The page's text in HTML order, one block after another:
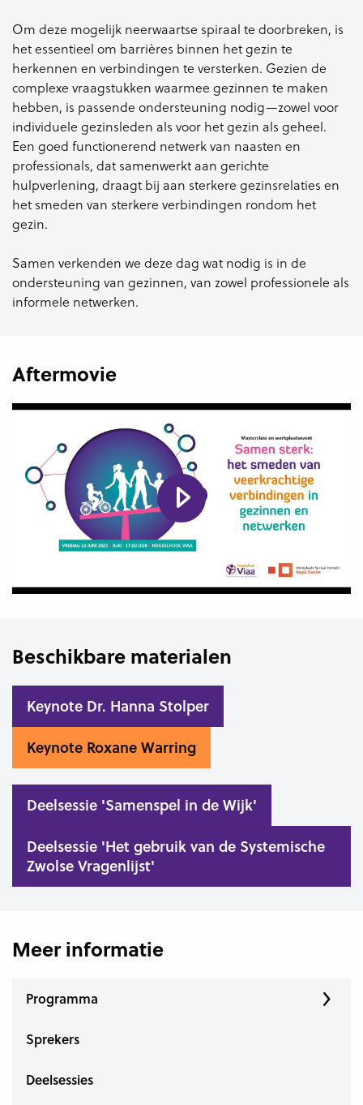
Om deze mogelijk neerwaartse spiraal te doorbreken, is
het essentieel om barrières binnen het gezin te
herkennen en verbindingen te versterken. Gezien de
complexe vraagstukken waarmee gezinnen te maken
hebben, is passende ondersteuning nodig—zowel voor
individuele gezinsleden als voor het gezin als geheel.
Een goed functionerend netwerk van naasten en
professionals, dat samenwerkt aan gerichte
hulpverlening, draagt bij aan sterkere gezinsrelaties en
het smeden van sterkere verbindingen rondom het
gezin.
Samen verkenden we deze dag wat nodig is in de
ondersteuning van gezinnen, van zowel professionele als
informele netwerken​.
Aftermovie
Beschikbare materialen
Keynote Dr. Hanna Stolper
Keynote Roxane Warring
Deelsessie 'Samenspel in de Wijk'
Deelsessie 'Het gebruik van de Systemische
Zwolse Vragenlijst'
Meer informatie
Programma
Sprekers
Deelsessies